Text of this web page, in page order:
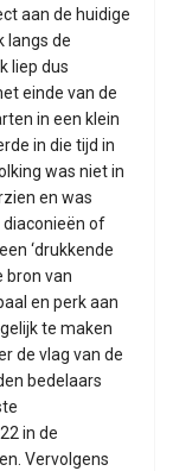
aan de huidige
langs de
liep dus
einde van de
in een klein
in die tijd in
was niet in
en was
diaconieën of
‘drukkende
bron van
en perk aan
te maken
de vlag van de
bedelaars
in de
Vervolgens